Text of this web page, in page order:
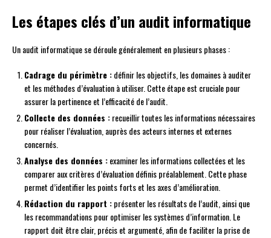
Les étapes clés d’un audit informatique
Un audit informatique se déroule généralement en plusieurs phases :
Cadrage du périmètre :définir les objectifs, les domaines à auditer
et les méthodes d’évaluation à utiliser. Cette étape est cruciale pour
assurer la pertinence et l’efficacité de l’audit.
Collecte des données :recueillir toutes les informations nécessaires
pour réaliser l’évaluation, auprès des acteurs internes et externes
concernés.
Analyse des données :examiner les informations collectées et les
comparer aux critères d’évaluation définis préalablement. Cette phase
permet d’identifier les points forts et les axes d’amélioration.
Rédaction du rapport :présenter les résultats de l’audit, ainsi que
les recommandations pour optimiser les systèmes d’information. Le
rapport doit être clair, précis et argumenté, afin de faciliter la prise de